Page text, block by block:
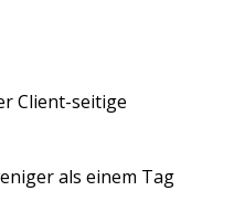
Client-seitige
als einem Tag